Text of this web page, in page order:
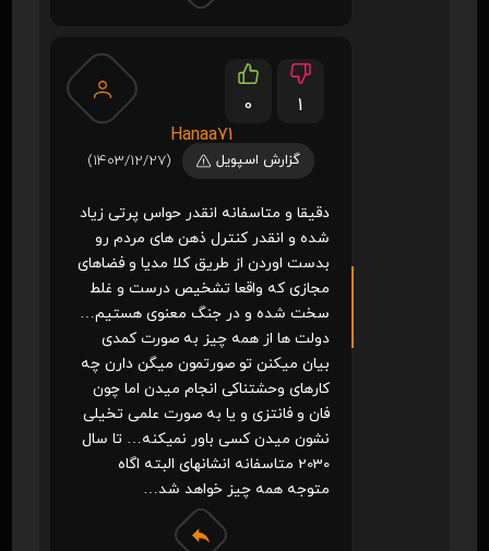
0
1
Hanaa71
گزارش اسپویل (1403/12/27)
دقیقا و متاسفانه انقدر حواس پرتی زیاد
شده و انقدر کنترل ذهن های مردم رو
بدست اوردن از طریق کلا مدیا و فضاهای
مجازی که واقعا تشخیص درست و غلط
سخت شده و در جنگ معنوی هستیم…
دولت ها از همه چیز به صورت کمدی
بیان میکنن تو صورتمون میگن دارن چه
کارهای وحشتناکی انجام میدن اما چون
فان و فانتزی و یا به صورت علمی تخیلی
نشون میدن کسی باور نمیکنه… تا سال
2030 متاسفانه انشانهای البته اگاه
متوجه همه چیز خواهد شد…